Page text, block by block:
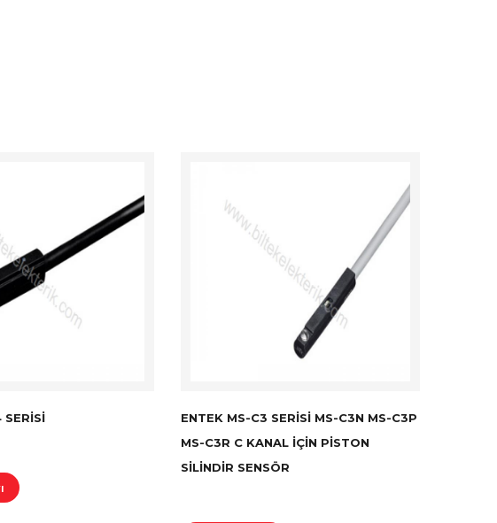
SERISI
ENTEK MS-C3 SERISI MS-C3N MS-C3P
MS-C3R C KANAL İÇIN PISTON
SILINDIR SENSÖR